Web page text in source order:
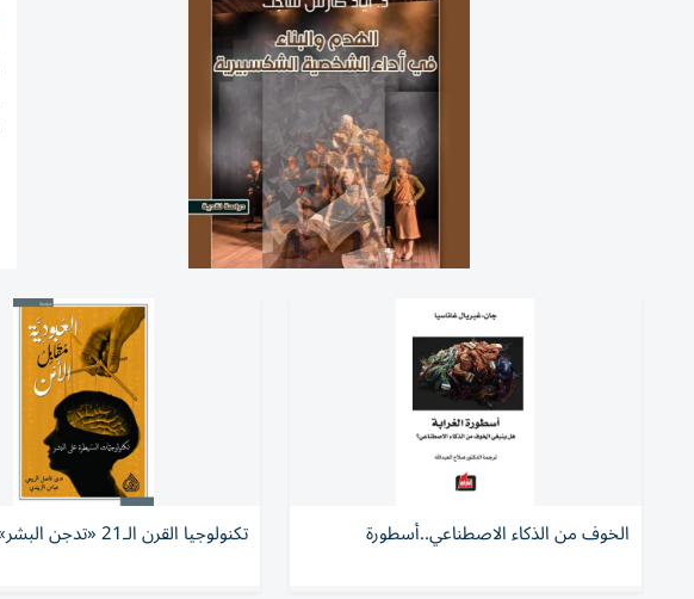
الخوف من الذكاء الاصطناعي..أسطورة تكنولوجيا القرن الـ21 «تدجن البشر»